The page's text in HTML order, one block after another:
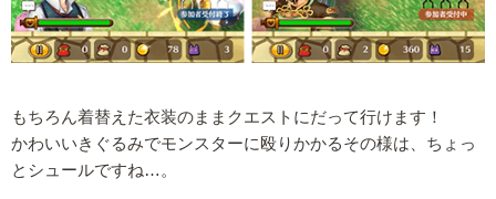
もちろん着替えた衣装のままクエストにだって行けます！
かわいいきぐるみでモンスターに殴りかかるその様は、ちょっ
とシュールですね…。